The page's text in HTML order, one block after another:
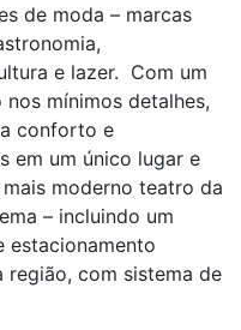
de moda – marcas
e lazer. Com um
mínimos detalhes,
conforto e
em um único lugar e
moderno teatro da
– incluindo um
estacionamento
com sistema de